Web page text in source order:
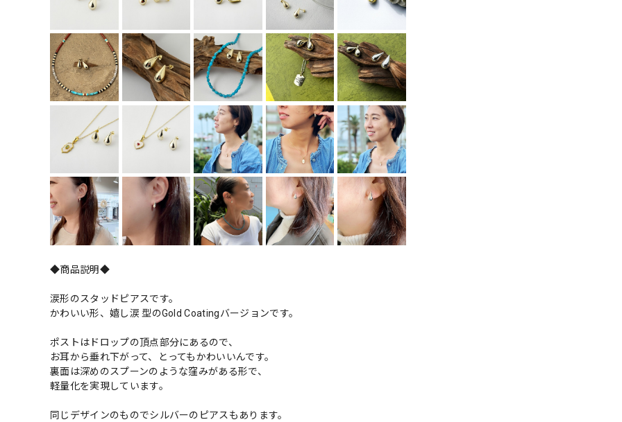
◆商品説明◆
涙形のスタッドピアスです。
かわいい形、嬉し涙 型のGold Coatingバージョンです。
ポストはドロップの頂点部分にあるので、
お耳から垂れ下がって、とってもかわいいんです。
裏面は深めのスプーンのような窪みがある形で、
軽量化を実現しています。
同じデザインのものでシルバーのピアスもあります。